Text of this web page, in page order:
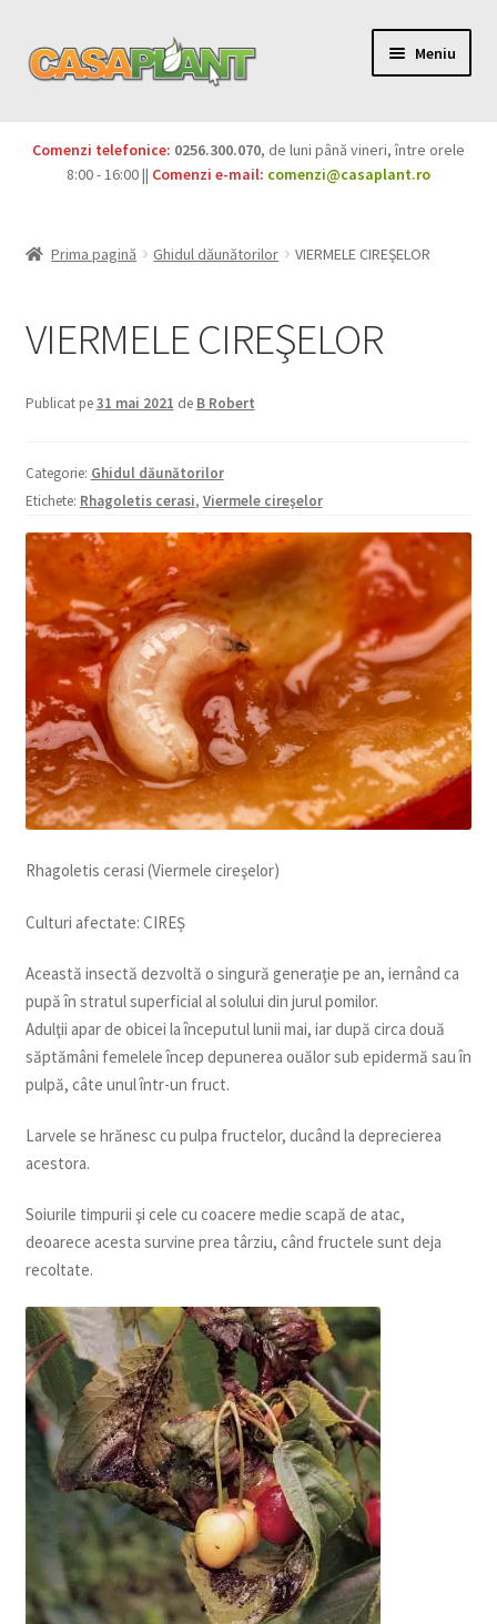
Meniu
Pesticide
Produse BIO
Igienă publică
Casa și grădina
Sere și solarii
Extinde
meniul
Comenzi telefonice: 0256.300.070, de luni până vineri, între orele
8:00 - 16:00 || Comenzi e-mail: comenzi@casaplant.ro
Prima pagină Ghidul dăunătorilor VIERMELE CIREŞELOR
VIERMELE CIREŞELOR
Publicat pe31 mai 2021 de B Robert
Categorie: Ghidul dăunătorilor
Etichete: Rhagoletis cerasi, Viermele cireşelor
Rhagoletis cerasi (Viermele cireşelor)
Culturi afectate: CIREȘ
Această insectă dezvoltă o singură generaţie pe an, iernând ca
pupă în stratul superficial al solului din jurul pomilor.
Adulţii apar de obicei la începutul lunii mai, iar după circa două
săptămâni femelele încep depunerea ouălor sub epidermă sau în
pulpă, câte unul într-un fruct.
Larvele se hrănesc cu pulpa fructelor, ducând la deprecierea
acestora.
Soiurile timpurii şi cele cu coacere medie scapă de atac,
deoarece acesta survine prea târziu, când fructele sunt deja
recoltate.